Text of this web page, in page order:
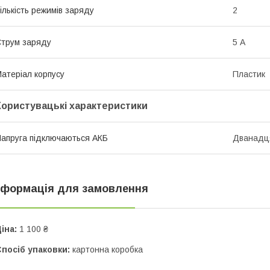
режимів заряду 2
заряду 5 А
корпусу Пластик
характеристики
підключаються АКБ
для замовлення
1 100 ₴
упаковки: картонна коробка